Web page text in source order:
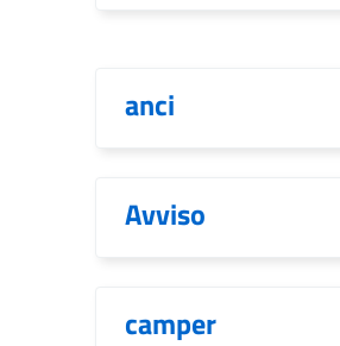
anci
Avviso
camper